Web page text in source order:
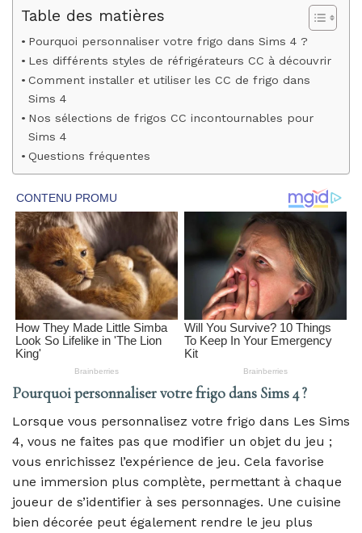
Table des matières
Pourquoi personnaliser votre frigo dans Sims 4 ?
Les différents styles de réfrigérateurs CC à découvrir
Comment installer et utiliser les CC de frigo dans
Sims 4
Nos sélections de frigos CC incontournables pour
Sims 4
Questions fréquentes
Pourquoi personnaliser votre frigo dans Sims 4 ?
Lorsque vous personnalisez votre frigo dans Les Sims
4, vous ne faites pas que modifier un objet du jeu ;
vous enrichissez l’expérience de jeu. Cela favorise
une immersion plus complète, permettant à chaque
joueur de s’identifier à ses personnages. Une cuisine
bien décorée peut également rendre le jeu plus